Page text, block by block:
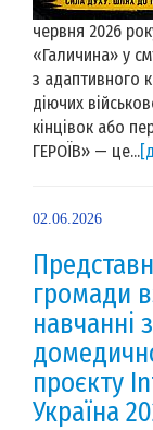
червня 2026
«Галичина» у
з адаптивного
діючих
кінцівок або
ГЕРОЇВ» — це...
02.06.2026
громади
навчанні
проєкту
Україна